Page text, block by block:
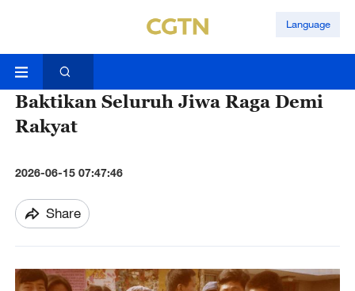
Language
Baktikan Seluruh Jiwa Raga Demi
Rakyat
2026-06-15 07:47:46
Share